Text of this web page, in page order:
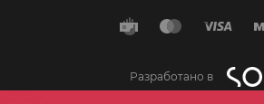
Разработано в